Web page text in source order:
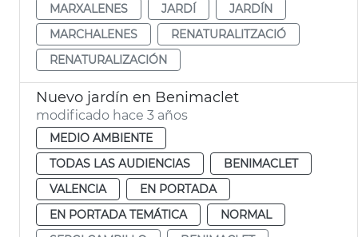
MARXALENES
JARDÍ
JARDÍN
MARCHALENES
RENATURALITZACIÓ
RENATURALIZACIÓN
Nuevo jardín en Benimaclet
modificado hace 3 años
MEDIO AMBIENTE
TODAS LAS AUDIENCIAS
BENIMACLET
VALENCIA
EN PORTADA
EN PORTADA TEMÁTICA
NORMAL